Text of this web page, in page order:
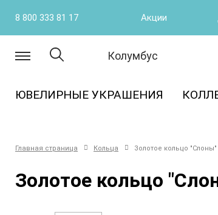
8 800 333 81 17 Акции
Колумбус
ЮВЕЛИРНЫЕ УКРАШЕНИЯ
Главная страница Кольца Золотое кольцо
Золотое кольцо